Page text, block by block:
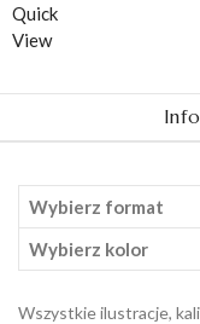
Quick
View
Wybierz format
Wybierz kolor
Wszystkie ilustracje,